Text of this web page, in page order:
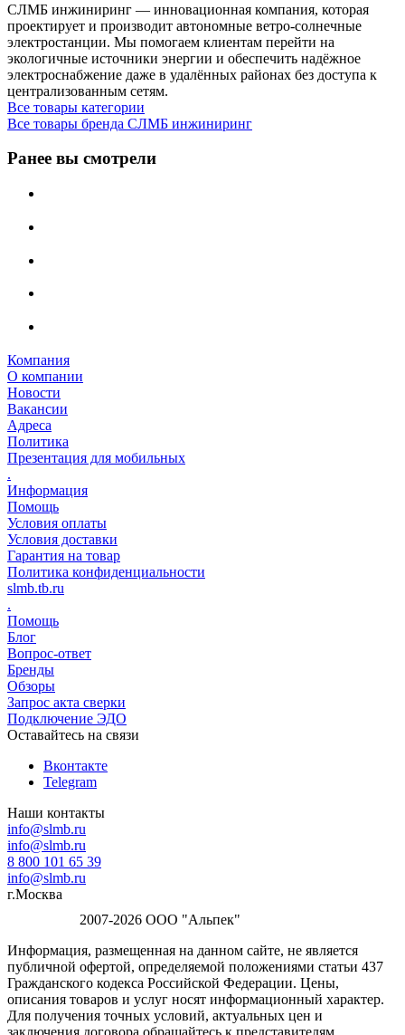
СЛМБ инжиниринг — инновационная компания, которая
проектирует и производит автономные ветро‑солнечные
электростанции. Мы помогаем клиентам перейти на
экологичные источники энергии и обеспечить надёжное
электроснабжение даже в удалённых районах без доступа к
централизованным сетям.
Все товары категории
Все товары бренда СЛМБ инжиниринг
Ранее вы смотрели
Компания
О компании
Новости
Вакансии
Адреса
Политика
Презентация для мобильных
.
Информация
Помощь
Условия оплаты
Условия доставки
Гарантия на товар
Политика конфиденциальности
slmb.tb.ru
.
Помощь
Блог
Вопрос-ответ
Бренды
Обзоры
Запрос акта сверки
Подключение ЭДО
Оставайтесь на связи
Вконтакте
Telegram
Наши контакты
info@slmb.ru
info@slmb.ru
8 800 101 65 39
info@slmb.ru
г.Москва
2007-2026 ООО "Альпек"
Информация, размещенная на данном сайте, не является
публичной офертой, определяемой положениями статьи 437
Гражданского кодекса Российской Федерации. Цены,
описания товаров и услуг носят информационный характер.
Для получения точных условий, актуальных цен и
заключения договора обращайтесь к представителям